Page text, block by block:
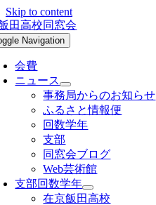
Skip to content
Navigation
会費
ニュース
事務局からのお知らせ
ふるさと情報便
回数学年
支部
同窓会ブログ
Web芸術館
支部回数学年
在京飯田高校